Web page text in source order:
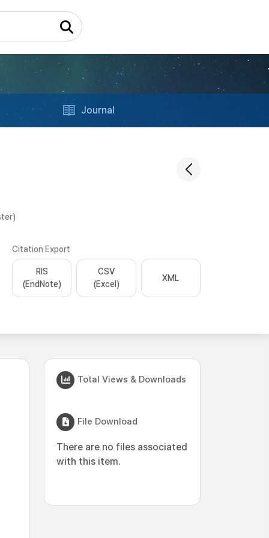
Journal
Citation Export
RIS
(EndNote)
CSV
(Excel)
XML
Total Views & Downloads
File Download
There are no files associated
with this item.